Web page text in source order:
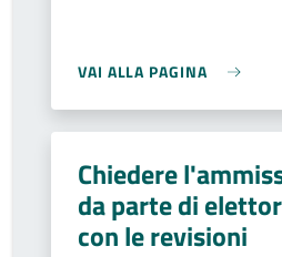
VAI ALLA PAGINA
Chiedere
da parte di
con le revisioni